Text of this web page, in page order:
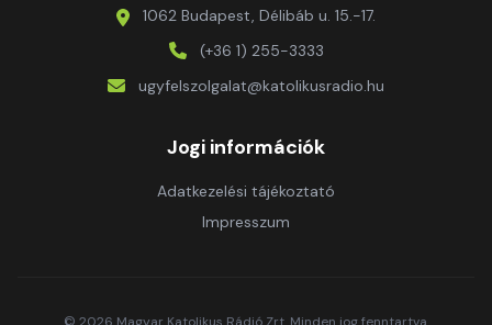
1062 Budapest, Délibáb u. 15.-17.
(+36 1) 255-3333
ugyfelszolgalat@katolikusradio.hu
Jogi információk
Adatkezelési tájékoztató
Impresszum